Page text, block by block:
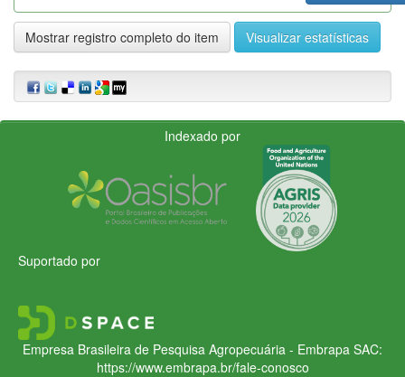
Mostrar registro completo do item Visualizar estatísticas
Indexado por
Suportado por
Empresa Brasileira de Pesquisa Agropecuária - Embrapa SAC:
https://www.embrapa.br/fale-conosco